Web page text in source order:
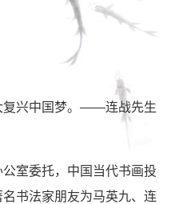
复兴中国梦。——连战先生
室委托，中国当代书画投
书法家朋友为马英九、连